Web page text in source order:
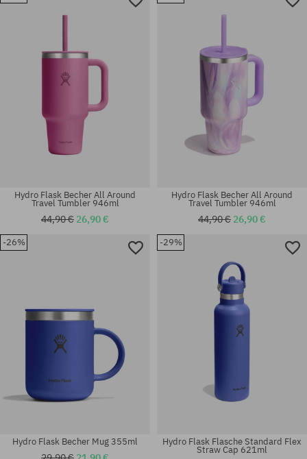
Universalgröße Universalgröße
Universalgröße
Hydro Flask Becher All Around
Travel Tumbler 946ml
44,90 € 26,90 €
Hydro Flask Becher All Around
Travel Tumbler 946ml
44,90 € 26,90 €
-26%
Hydro Flask Becher Mug 355ml
-29%
Hydro Flask Flasche Standard Flex
Straw Cap 621ml